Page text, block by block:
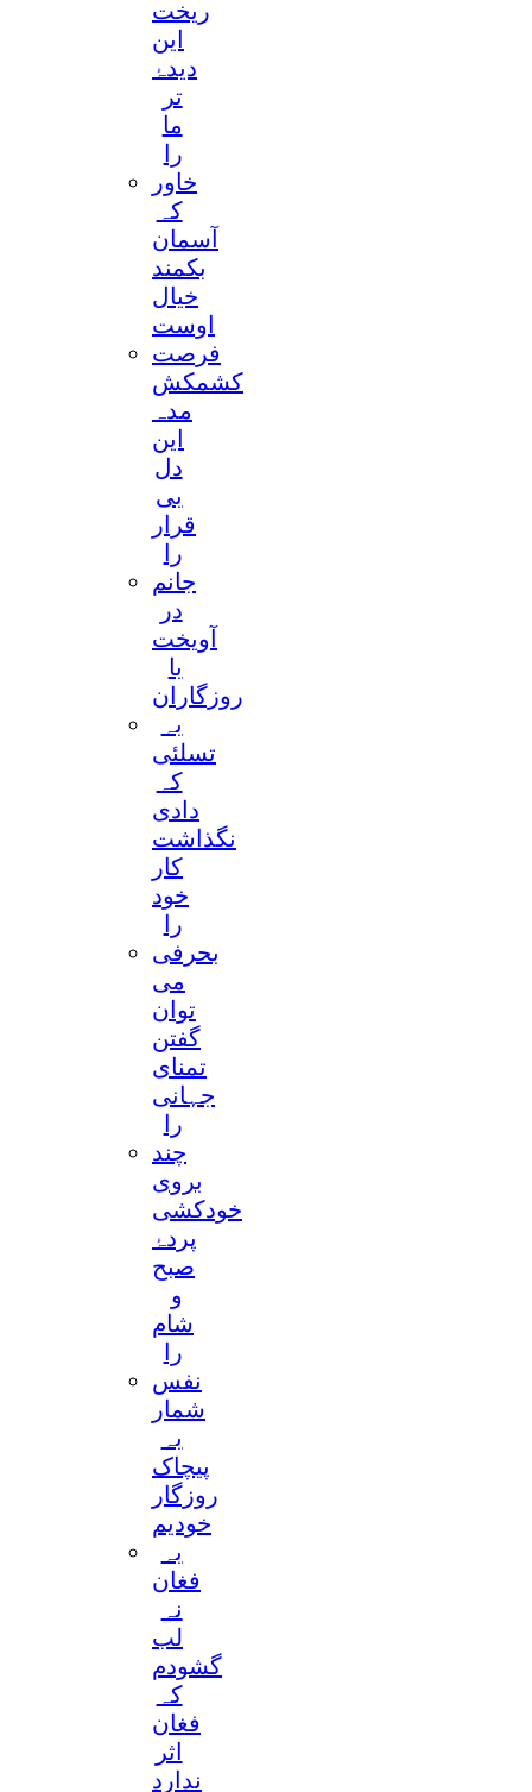
ریخت
این
دیدۂ
تر
ما
را
خاور
کہ
آسمان
بکمند
خیال
اوست
فرصت
کشمکش
مدہ
این
دل
بی
قرار
را
جانم
در
آویخت
با
روزگاران
بہ
تسلئی
کہ
دادی
نگذاشت
کار
خود
را
بحرفی
می
توان
گفتن
تمنای
جہانی
را
چند
بروی
خودکشی
پردۂ
صبح
و
شام
را
نفس
شمار
بہ
پیچاک
روزگار
خودیم
بہ
فغان
نہ
لب
گشودم
کہ
فغان
اثر
ندارد